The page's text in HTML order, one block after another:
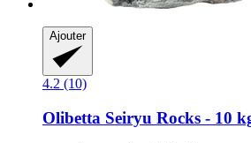
Ajouter
4.2 (10)
Olibetta Seiryu Rocks -​ 10